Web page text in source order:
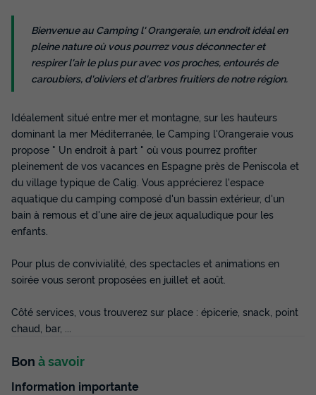
MOBILHOME 6 personnes - Mobil-home |
Classic | 2 Ch. | 4/6 Pers. | Terrasse
surélevée | Clim.
Annulation gratuite
29m² 4 2 2 1
Terrasse semi-couverte Animaux autorisés *
Cafetière
Congélateur
Réfrigérateur
+ 2
MOBILHOME 6 personnes - Mobil-home | Classic | 2 Ch. |
4/6 Pers. | Terrasse surélevée | Clim.
Meilleur prix pour 7 nuits
231 € d'économie
Bienvenue au Camping l' Orangeraie, un endroit idéal en
pleine nature où vous pourrez vous déconnecter et
respirer l'air le plus pur avec vos proches, entourés de
caroubiers, d'oliviers et d'arbres fruitiers de notre région.
Idéalement situé entre mer et montagne, sur les hauteurs
dominant la mer Méditerranée, le Camping l'Orangeraie vous
propose " Un endroit à part " où vous pourrez profiter
pleinement de vos vacances en Espagne près de Peniscola et
du village typique de Calig. Vous apprécierez l'espace
aquatique du camping composé d'un bassin extérieur, d'un
bain à remous et d'une aire de jeux aqualudique pour les
enfants.
Pour plus de convivialité, des spectacles et animations en
soirée vous seront proposées en juillet et août.
Côté services, vous trouverez sur place : épicerie, snack, point
chaud, bar, ...
Bon à savoir
Information importante